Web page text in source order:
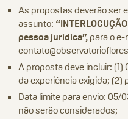
As propostas deverão ser
assunto:
pessoa jurídica”,para o e-
A proposta deve incluir:
da experiência exigida; (2)
Data limite para envio: 05/
não serão considerados;